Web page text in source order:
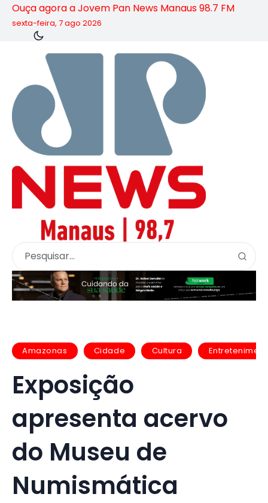
Ouça agora a Jovem Pan News Manaus 98.7 FM
sexta-feira, 7 ago 2026
Amazonas Cidade Cultura
Exposição
apresenta acervo
do Museu de
Numismática